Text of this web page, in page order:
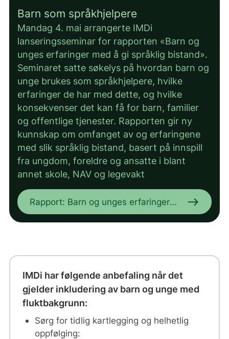
Barn som språkhjelpere
Mandag 4. mai arrangerte IMDi
lanseringsseminar for rapporten «Barn og
unges erfaringer med å gi språklig bistand».
Seminaret satte søkelys på hvordan barn og
unge brukes som språkhjelpere, hvilke
erfaringer de har med dette, og hvilke
konsekvenser det kan få for barn, familier
og offentlige tjenester. Rapporten gir ny
kunnskap om omfanget av og erfaringene
med slik språklig bistand, basert på innspill
fra ungdom, foreldre og ansatte i blant
annet skole, NAV og legevakt
Rapport: Barn og unges erfaringer
med å gi språklig bistand
east
IMDi har følgende anbefaling når det
gjelder inkludering av barn og unge med
fluktbakgrunn:
Sørg for tidlig kartlegging og helhetlig
oppfølging: